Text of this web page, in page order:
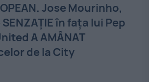
Jose Mourinho,
SENZAȚIE în fața lui Pep
A AMÂNAT
de la City